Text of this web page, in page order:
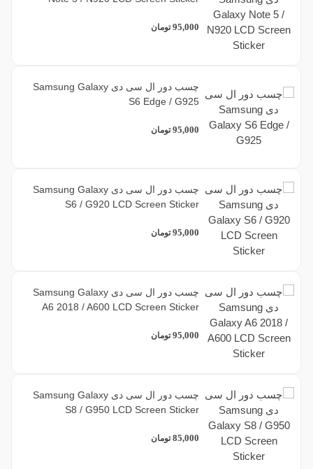
95,000 تومان
چسب دور ال سی دی Samsung Galaxy
S6 Edge / G925
95,000 تومان
چسب دور ال سی دی Samsung Galaxy
S6 / G920 LCD Screen Sticker
95,000 تومان
چسب دور ال سی دی Samsung Galaxy
A6 2018 / A600 LCD Screen Sticker
95,000 تومان
چسب دور ال سی دی Samsung Galaxy
S8 / G950 LCD Screen Sticker
85,000 تومان